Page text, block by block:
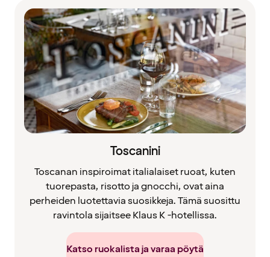
Toscanini
Toscanan inspiroimat italialaiset ruoat, kuten
tuorepasta, risotto ja gnocchi, ovat aina
perheiden luotettavia suosikkeja. Tämä suosittu
ravintola sijaitsee Klaus K -hotellissa.
Katso ruokalista ja varaa pöytä